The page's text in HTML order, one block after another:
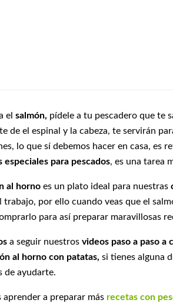
el salmón, pídele a tu pescadero que te
de el espinal y la cabeza, te servirán
lo que sí debemos hacer en casa, es
especiales para pescados, es una tarea
al horno es un plato ideal para nuestras
trabajo, por ello cuando veas que el
para así preparar maravillosas
a seguir nuestros videos paso a paso a
al horno con patatas, si tienes alguna
de ayudarte.
aprender a preparar más recetas con